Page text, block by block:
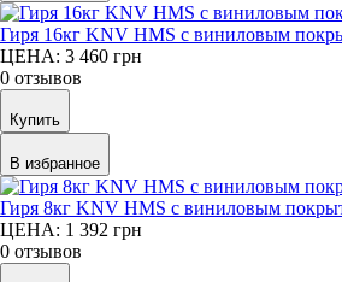
Гиря 16кг KNV HMS с виниловым
ЦЕНА: 3 460 грн
0 отзывов
Купить
В избранное
Гиря 8кг KNV HMS с виниловым
ЦЕНА: 1 392 грн
0 отзывов